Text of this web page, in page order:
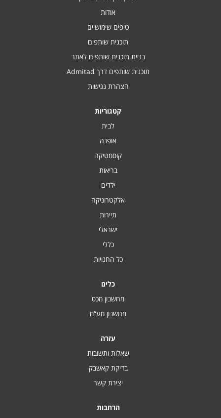
אודות
טיפים שימושיים
תוכנית שותפים
בניית תוכנית שותפים לאתר
תוכנית שותפים דרך Admitad
הצהרת נגישות
קטגוריות
לבית
אופנה
קוסמטיקה
בריאות
ילדים
אלקטרוניקה
תיירות
ישראלי
כללי
כל החנויות
כלים
מחשבון מכס
מחשבון מע“מ
עזרה
שאלות ותשובות
בדיקת קאשבק
יצירת קשר
הרחבות